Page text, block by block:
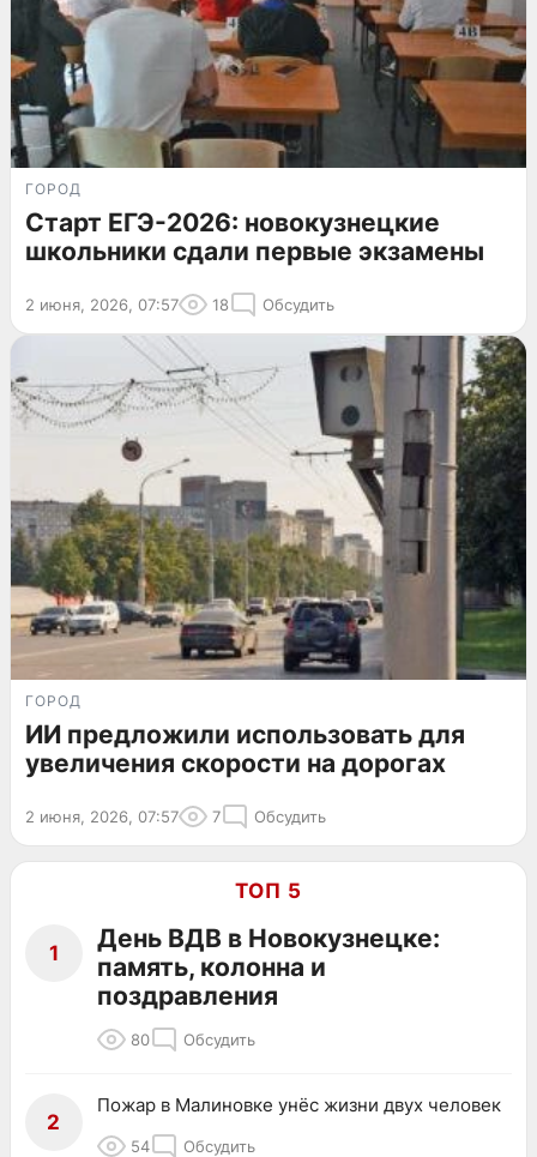
ГОРОД
Старт ЕГЭ-2026: новокузнецкие
школьники сдали первые экзамены
2 июня, 2026, 07:57 18 Обсудить
ГОРОД
ИИ предложили использовать для
увеличения скорости на дорогах
2 июня, 2026, 07:57 7 Обсудить
ТОП 5
1
День ВДВ в Новокузнецке:
память, колонна и
поздравления
80 Обсудить
2
Пожар в Малиновке унёс жизни двух человек
54 Обсудить